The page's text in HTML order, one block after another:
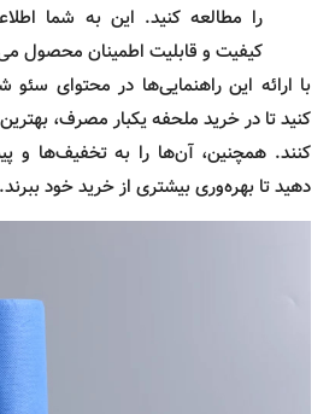
را مطالعه کنید. این به شما
کیفیت و قابلیت اطمینان محصول
با ارائه این راهنمایی‌ها در محتوای
کنید تا در خرید ملحفه یکبار مصرف،
کنند. همچنین، آن‌ها را به تخفیف‌ها و
دهید تا بهره‌وری بیشتری از خرید خود ببرند.